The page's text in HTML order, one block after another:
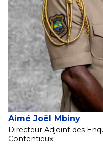
Aimé Joël Mbiny
Directeur Adjoint des
Contentieux